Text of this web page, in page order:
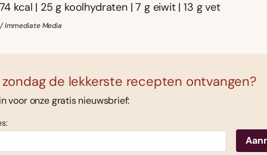
kcal | 25 g koolhydraten | 7 g eiwit | 13 g vet
Immediate Media
de lekkerste recepten ontvangen?
voor onze gratis nieuwsbrief: